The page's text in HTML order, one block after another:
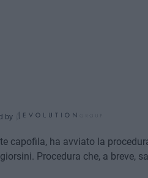
by
capofila, ha avviato la
Procedura che, a breve,